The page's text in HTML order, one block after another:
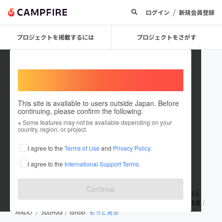
ログイン / 新規会員登録
プロジェクトを掲載するには プロジェクトをさがす
This site is available to users outside Japan. Before
continuing, please confirm the following.
※ Some features may not be available depending on your
country, region, or project.
I agree to the Terms of Use and Privacy Policy.
I agree to the International Support Terms.
Continue
kakijiro
これまでに68回支援して3件のプロジェクトを投稿しています
在住国：日本 現在地：長野県
出身国：日本 出身地：大阪府
Huuuu inc.代表。全国47都道府県を編集するお仕事。長野に移り住ん
で、自然を愛でています。縦より横。仮想より現場。ジモコロ｜ 夜風｜
MADO ｜ SuuHaa｜Yahoo もっと見る